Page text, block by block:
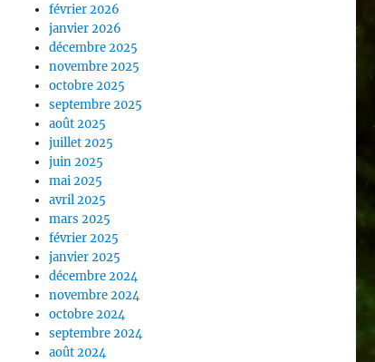
février 2026
janvier 2026
décembre 2025
novembre 2025
octobre 2025
septembre 2025
août 2025
juillet 2025
juin 2025
mai 2025
avril 2025
mars 2025
février 2025
janvier 2025
décembre 2024
novembre 2024
octobre 2024
septembre 2024
août 2024